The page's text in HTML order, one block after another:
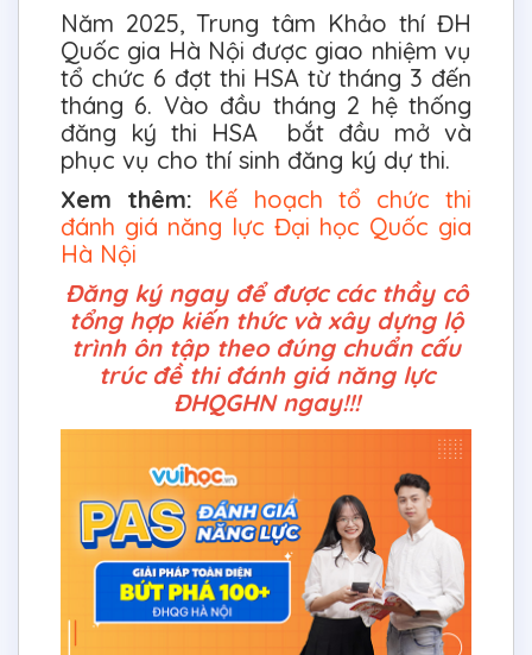
Năm 2025, Trung tâm Khảo thí ĐH
Quốc gia Hà Nội được giao nhiệm vụ
tổ chức 6 đợt thi HSA từ tháng 3 đến
tháng 6. Vào đầu tháng 2 hệ thống
đăng ký thi HSA bắt đầu mở và
phục vụ cho thí sinh đăng ký dự thi.
Xem thêm:
Kế hoạch tổ chức thi
đánh giá năng lực Đại học Quốc gia
Hà Nội
Đăng ký ngay để được các thầy cô
tổng hợp kiến thức và xây dựng lộ
trình ôn tập theo đúng chuẩn cấu
trúc đề thi đánh giá năng lực
ĐHQGHN ngay!!!